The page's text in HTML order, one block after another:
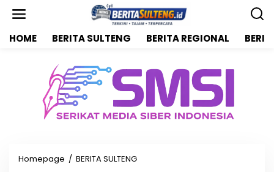
HOME BERITA SULTENG BERITA REGIONAL
Homepage / BERITA SULTENG